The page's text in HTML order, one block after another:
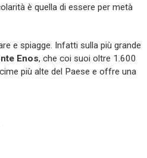
è quella di essere per metà
e spiagge. Infatti sulla più grande
Enos, che coi suoi oltre 1.600
più alte del Paese e offre una